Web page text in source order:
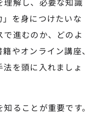
を身につけたいな
で進むのか、どのよ
やオンライン講座、
を頭に入れましょ
ることが重要です。